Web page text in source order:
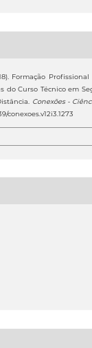
Formação
do Curso Técnico em
Conexões -
conexoes.v12i3.1273